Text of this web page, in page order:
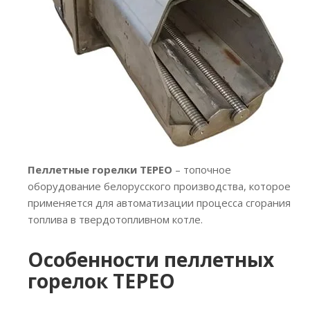
Пеллетные горелки TEPEO – топочное
оборудование белорусского производства, которое
применяется для автоматизации процесса сгорания
топлива в твердотопливном котле.
Особенности пеллетных
горелок TEPEO